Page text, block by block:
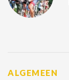
ALGEMEEN